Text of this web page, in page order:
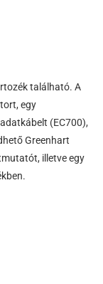
található. A
egy
(EC700),
Greenhart
illetve egy